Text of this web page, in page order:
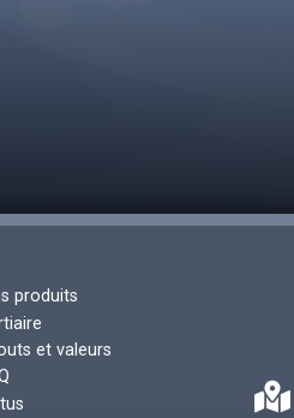
produits
et valeurs